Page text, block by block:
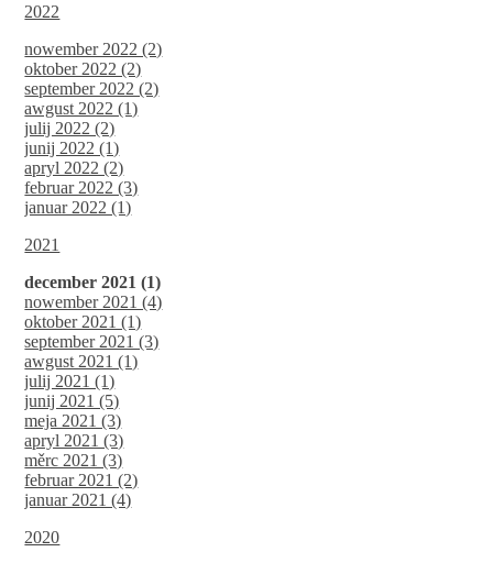
2022
nowember 2022 (2)
oktober 2022 (2)
september 2022 (2)
awgust 2022 (1)
julij 2022 (2)
junij 2022 (1)
apryl 2022 (2)
februar 2022 (3)
januar 2022 (1)
2021
december 2021 (1)
nowember 2021 (4)
oktober 2021 (1)
september 2021 (3)
awgust 2021 (1)
julij 2021 (1)
junij 2021 (5)
meja 2021 (3)
apryl 2021 (3)
měrc 2021 (3)
februar 2021 (2)
januar 2021 (4)
2020